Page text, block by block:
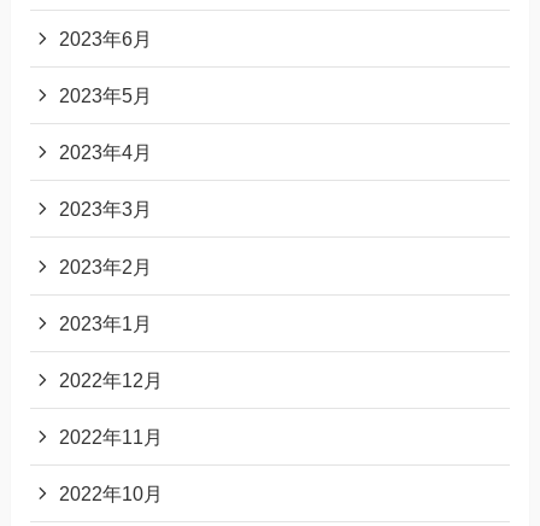
2023年6月
2023年5月
2023年4月
2023年3月
2023年2月
2023年1月
2022年12月
2022年11月
2022年10月